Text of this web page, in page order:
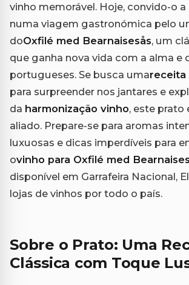
vinho memorável. Hoje, convido-o
numa viagem gastronómica pelo
doOxfilé med Bearnaisesås, um
que ganha nova vida com a alma e
portugueses. Se busca umareceita
para surpreender nos jantares e
da harmonização vinho, este prato
aliado. Prepare-se para aromas
luxuosas e dicas imperdíveis para
ovinho para Oxfilé med
disponível em Garrafeira Nacional,
lojas de vinhos por todo o país.
Sobre o Prato: Uma
Clássica com Toque